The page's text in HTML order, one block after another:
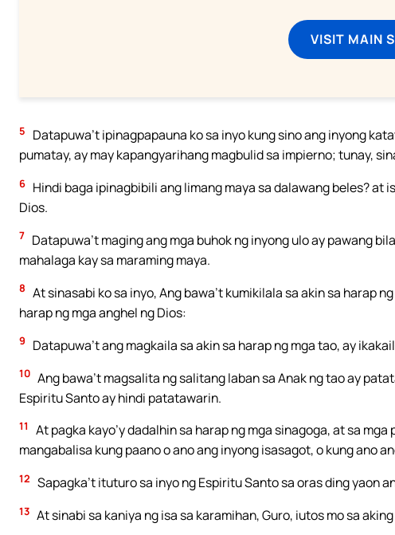
VISIT MAIN
5
Datapuwa’t ipinagpapauna ko sa inyo kung sino ang inyong
pumatay, ay may kapangyarihang magbulid sa impierno; tunay,
6 Hindi baga ipinagbibili ang limang maya sa dalawang beles? at
Dios.
7 Datapuwa’t maging ang mga buhok ng inyong ulo ay pawang
mahalaga kay sa maraming maya.
8 At sinasabi ko sa inyo, Ang bawa’t kumikilala sa akin sa harap
harap ng mga anghel ng Dios:
9 Datapuwa’t ang magkaila sa akin sa harap ng mga tao, ay
10 Ang bawa’t magsalita ng salitang laban sa Anak ng tao ay
Espiritu Santo ay hindi patatawarin.
11
At pagka kayo’y dadalhin sa harap ng mga sinagoga, at sa
mangabalisa kung paano o ano ang inyong isasagot, o kung ano
12 Sapagka’t ituturo sa inyo ng Espiritu Santo sa oras ding yaon
13 At sinabi sa kaniya ng isa sa karamihan, Guro, iutos mo sa